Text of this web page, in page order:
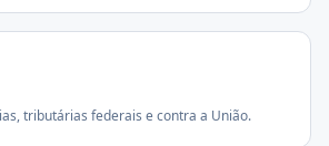
tributárias federais e contra a União.